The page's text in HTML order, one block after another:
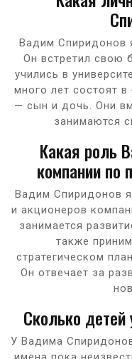
Вадим Спиридонов
Он встретил свою
учились в
много лет состоят
— сын и дочь. Они
занимаются
Какая роль
компании по
Вадим Спиридонов
и акционеров
занимается
также
стратегическом
Он отвечает за
Сколько
У Вадима